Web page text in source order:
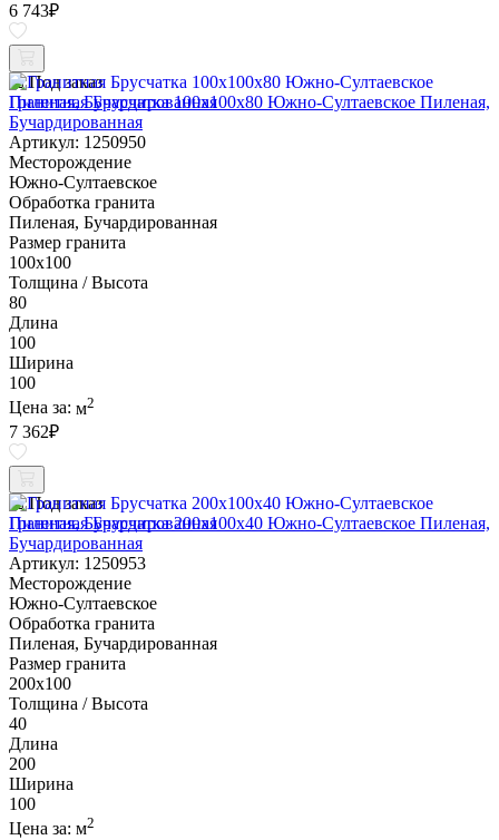
6 743₽
Под заказ
Гранитная Брусчатка 100х100x80 Южно-Султаевское Пиленая,
Бучардированная
Артикул: 1250950
Месторождение
Южно-Султаевское
Обработка гранита
Пиленая, Бучардированная
Размер гранита
100х100
Толщина / Высота
80
Длина
100
Ширина
100
Цена за: м2
7 362₽
Под заказ
Гранитная Брусчатка 200х100x40 Южно-Султаевское Пиленая,
Бучардированная
Артикул: 1250953
Месторождение
Южно-Султаевское
Обработка гранита
Пиленая, Бучардированная
Размер гранита
200х100
Толщина / Высота
40
Длина
200
Ширина
100
Цена за: м2